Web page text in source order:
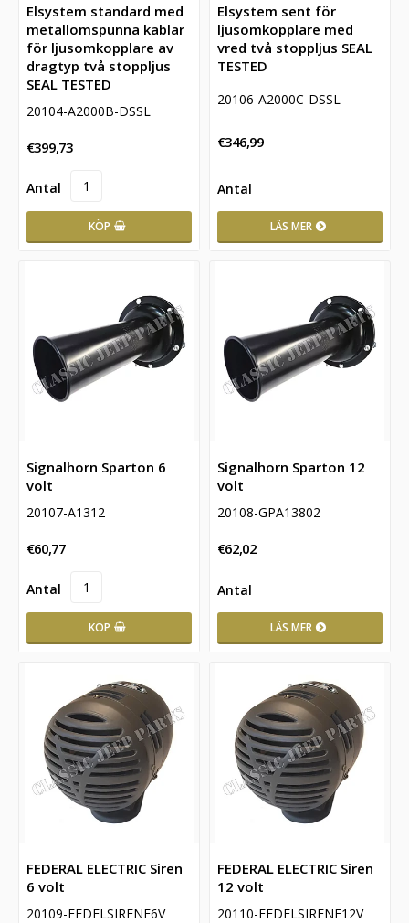
Elsystem standard med
metallomspunna kablar
för ljusomkopplare av
dragtyp två stoppljus
SEAL TESTED
20104-A2000B-DSSL
€399,73
KÖP
Elsystem sent för
ljusomkopplare med
vred två stoppljus SEAL
TESTED
20106-A2000C-DSSL
€346,99
LÄS MER
Signalhorn Sparton 6
volt
20107-A1312
€60,77
KÖP
Signalhorn Sparton 12
volt
20108-GPA13802
€62,02
LÄS MER
FEDERAL ELECTRIC Siren
6 volt
20109-FEDELSIRENE6V
FEDERAL ELECTRIC Siren
12 volt
20110-FEDELSIRENE12V